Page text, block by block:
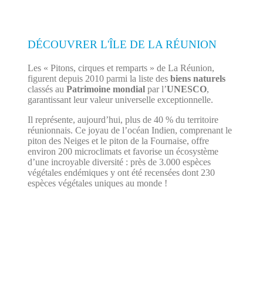
DÉCOUVRER L'ÎLE DE LA RÉUNION
Les « Pitons, cirques et remparts » de La Réunion,
figurent depuis 2010 parmi la liste des biens naturels
classés au Patrimoine mondialpar l’UNESCO,
garantissant leur valeur universelle exceptionnelle.
Il représente, aujourd’hui, plus de 40 % du territoire
réunionnais. Ce joyau de l’océan Indien, comprenant le
piton des Neiges et le piton de la Fournaise, offre
environ 200 microclimats et favorise un écosystème
d’une incroyable diversité : près de 3.000 espèces
végétales endémiques y ont été recensées dont 230
espèces végétales uniques au monde !